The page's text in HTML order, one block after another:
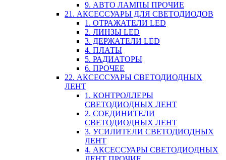
9. АВТО ЛАМПЫ ПРОЧИЕ
21. АКСЕССУАРЫ ДЛЯ СВЕТОДИОДОВ
1. ОТРАЖАТЕЛИ LED
2. ЛИНЗЫ LED
3. ДЕРЖАТЕЛИ LED
4. ПЛАТЫ
5. РАДИАТОРЫ
6. ПРОЧЕЕ
22. АКСЕССУАРЫ СВЕТОДИОДНЫХ
ЛЕНТ
1. КОНТРОЛЛЕРЫ
СВЕТОДИОДНЫХ ЛЕНТ
2. СОЕДИНИТЕЛИ
СВЕТОДИОДНЫХ ЛЕНТ
3. УСИЛИТЕЛИ СВЕТОДИОДНЫХ
ЛЕНТ
4. АКСЕССУАРЫ СВЕТОДИОДНЫХ